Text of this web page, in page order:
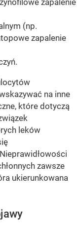
(np.
zapalenie
na inne
które dotyczą
leków
zawsze
ukierunkowana